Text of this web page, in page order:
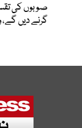
صوبوں کی
گرنے دیں گے،